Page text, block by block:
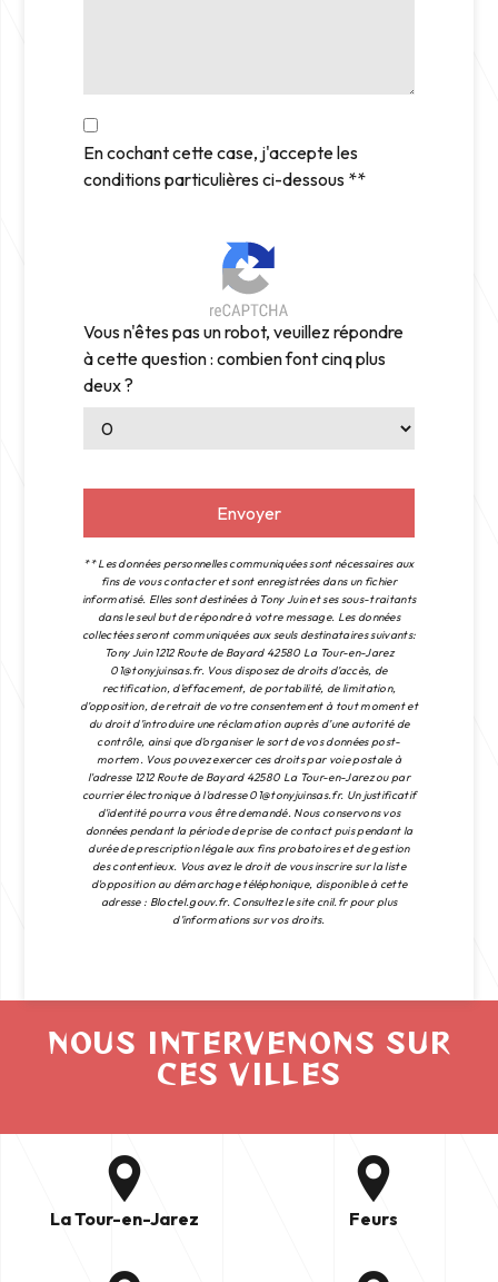
En cochant cette case, j'accepte les
conditions particulières ci-dessous **
Vous n'êtes pas un robot, veuillez répondre
à cette question : combien font cinq plus
deux ?
Envoyer
** Les données personnelles communiquées sont nécessaires aux
fins de vous contacter et sont enregistrées dans un fichier
informatisé. Elles sont destinées à Tony Juin et ses sous-traitants
dans le seul but de répondre à votre message. Les données
collectées seront communiquées aux seuls destinataires suivants:
Tony Juin 1212 Route de Bayard 42580 La Tour-en-Jarez
01@tonyjuinsas.fr. Vous disposez de droits d’accès, de
rectification, d’effacement, de portabilité, de limitation,
d’opposition, de retrait de votre consentement à tout moment et
du droit d’introduire une réclamation auprès d’une autorité de
contrôle, ainsi que d’organiser le sort de vos données post-
mortem. Vous pouvez exercer ces droits par voie postale à
l'adresse 1212 Route de Bayard 42580 La Tour-en-Jarez ou par
courrier électronique à l'adresse 01@tonyjuinsas.fr. Un justificatif
d'identité pourra vous être demandé. Nous conservons vos
données pendant la période de prise de contact puis pendant la
durée de prescription légale aux fins probatoires et de gestion
des contentieux. Vous avez le droit de vous inscrire sur la liste
d'opposition au démarchage téléphonique, disponible à cette
adresse : Bloctel.gouv.fr. Consultez le site cnil.fr pour plus
d’informations sur vos droits.
NOUS INTERVENONS SUR
CES VILLES
La Tour-en-Jarez Feurs